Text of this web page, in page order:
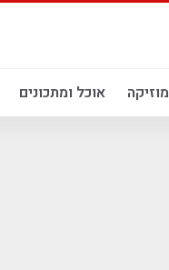
מוזיקה אוכל ומתכונים